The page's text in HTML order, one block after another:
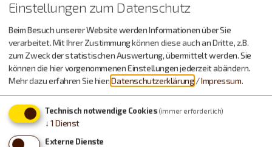
Dietfurt a.d.Altmühl
15.10.26
Herbstkräuter und Wurzeln - Schätze
aus der Erde
Grünkraft-Kräuterschule
Einstellungen zum Datenschutz
Beim Besuch unserer Website werden Informationen über Sie
verarbeitet. Mit Ihrer Zustimmung können diese auch an Dritte, z.B.
zum Zweck der statistischen Auswertung, übermittelt werden. Sie
können die hier vorgenommenen Einstellungen jederzeit abändern.
Mehr dazu erfahren Sie hier:Datenschutzerklärung /Impressum.
Technisch notwendige Cookies (immer erforderlich)
↓ 1 Dienst
Externe Dienste